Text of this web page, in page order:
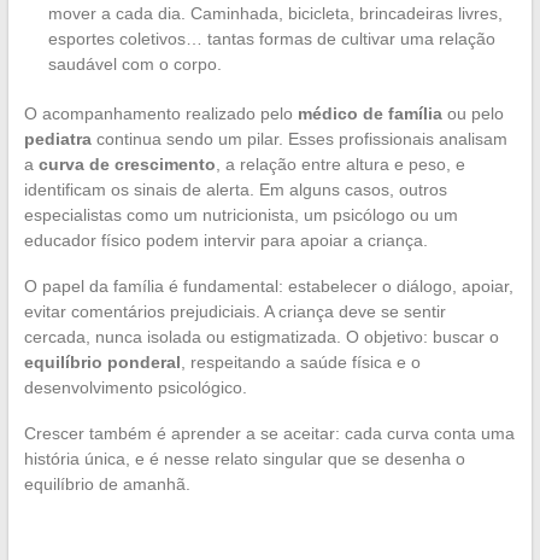
mover a cada dia. Caminhada, bicicleta, brincadeiras livres,
esportes coletivos… tantas formas de cultivar uma relação
saudável com o corpo.
O acompanhamento realizado pelo médico de famíliaou pelo
pediatracontinua sendo um pilar. Esses profissionais analisam
a curva de crescimento , a relação entre altura e peso, e
identificam os sinais de alerta. Em alguns casos, outros
especialistas como um nutricionista, um psicólogo ou um
educador físico podem intervir para apoiar a criança.
O papel da família é fundamental: estabelecer o diálogo, apoiar,
evitar comentários prejudiciais. A criança deve se sentir
cercada, nunca isolada ou estigmatizada. O objetivo: buscar o
equilíbrio ponderal , respeitando a saúde física e o
desenvolvimento psicológico.
Crescer também é aprender a se aceitar: cada curva conta uma
história única, e é nesse relato singular que se desenha o
equilíbrio de amanhã.